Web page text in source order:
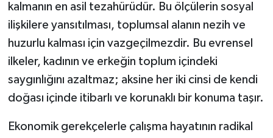
kalmanın en asil tezahürüdür. Bu ölçülerin sosyal
ilişkilere yansıtılması, toplumsal alanın nezih ve
huzurlu kalması için vazgeçilmezdir. Bu evrensel
ilkeler, kadının ve erkeğin toplum içindeki
saygınlığını azaltmaz; aksine her iki cinsi de kendi
doğası içinde itibarlı ve korunaklı bir konuma taşır.
Ekonomik gerekçelerle çalışma hayatının radikal